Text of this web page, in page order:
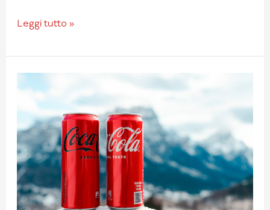
Leggi tutto »
Cola